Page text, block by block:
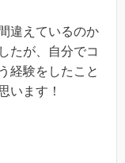
違えているのか
たが、自分でコ
経験をしたこと
います！